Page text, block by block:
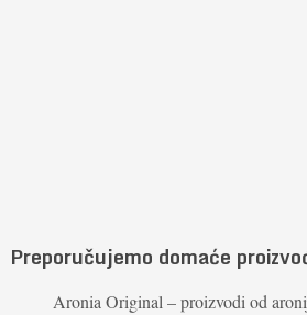
Preporučujemo domaće
Aronia Original – proizvodi od